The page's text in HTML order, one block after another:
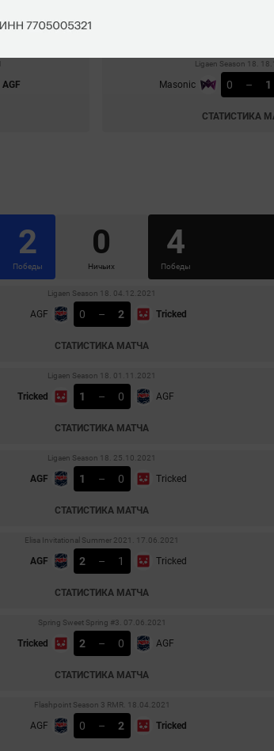
AGF
Ligaen Season 18.
Masonic 0 – 1
СТАТИСТИКА
2
Победы
0
Ничьих
4
Победы
Ligaen Season 18. 04.12.2021
AGF 0 – 2 Tricked
СТАТИСТИКА МАТЧА
Ligaen Season 18. 01.11.2021
Tricked 1 – 0 AGF
СТАТИСТИКА МАТЧА
Ligaen Season 18. 25.10.2021
AGF 1 – 0 Tricked
СТАТИСТИКА МАТЧА
Elisa Invitational Summer 2021. 17.06.2021
AGF 2 – 1 Tricked
СТАТИСТИКА МАТЧА
Spring Sweet Spring #3. 07.06.2021
Tricked 2 – 0 AGF
СТАТИСТИКА МАТЧА
Flashpoint Season 3 RMR. 18.04.2021
AGF 0 – 2 Tricked